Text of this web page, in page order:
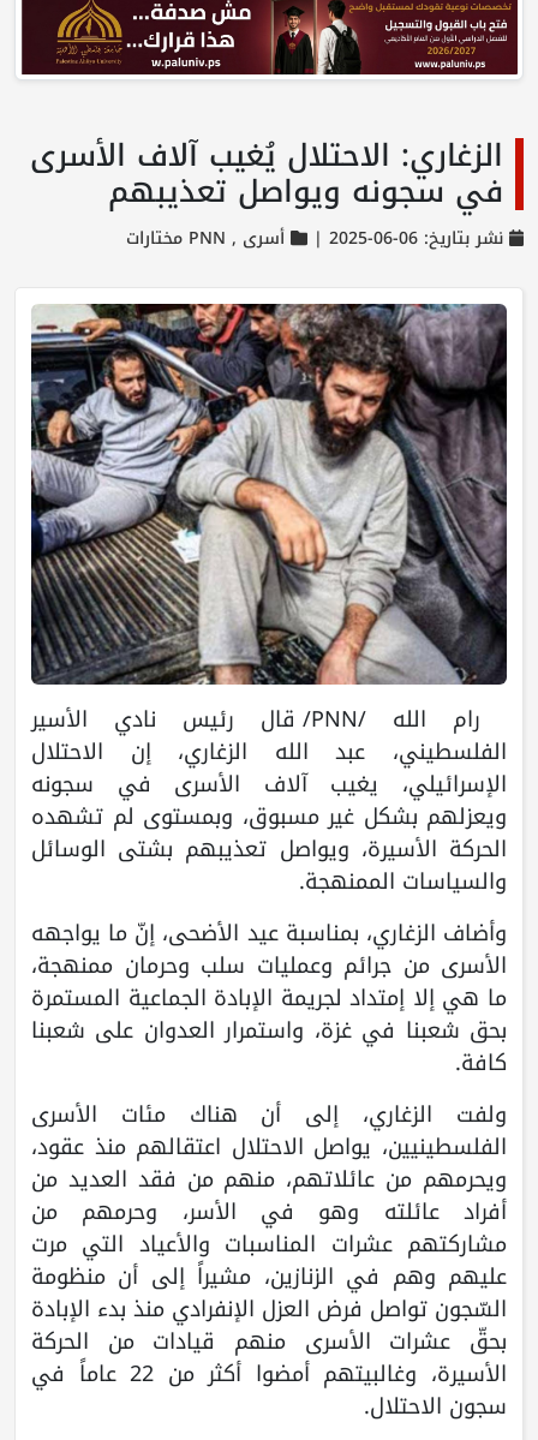
الزغاري: الاحتلال يُغيب آلاف الأسرى
في سجونه ويواصل تعذيبهم
نشر بتاريخ: 06-06-2025 | أسرى , PNN مختارات
رام الله /PNN/ قال رئيس نادي الأسير
الفلسطيني، عبد الله الزغاري، إن الاحتلال
الإسرائيلي، يغيب آلاف الأسرى في سجونه
ويعزلهم بشكل غير مسبوق، وبمستوى لم تشهده
الحركة الأسيرة، ويواصل تعذيبهم بشتى الوسائل
والسياسات الممنهجة.
وأضاف الزغاري، بمناسبة عيد الأضحى، إنّ ما يواجهه
الأسرى من جرائم وعمليات سلب وحرمان ممنهجة،
ما هي إلا إمتداد لجريمة الإبادة الجماعية المستمرة
بحق شعبنا في غزة، واستمرار العدوان على شعبنا
كافة.
ولفت الزغاري، إلى أن هناك مئات الأسرى
الفلسطينيين، يواصل الاحتلال اعتقالهم منذ عقود،
ويحرمهم من عائلاتهم، منهم من فقد العديد من
أفراد عائلته وهو في الأسر، وحرمهم من
مشاركتهم عشرات المناسبات والأعياد التي مرت
عليهم وهم في الزنازين، مشيراً إلى أن منظومة
السّجون تواصل فرض العزل الإنفرادي منذ بدء الإبادة
بحقّ عشرات الأسرى منهم قيادات من الحركة
الأسيرة، وغالبيتهم أمضوا أكثر من 22 عاماً في
سجون الاحتلال.